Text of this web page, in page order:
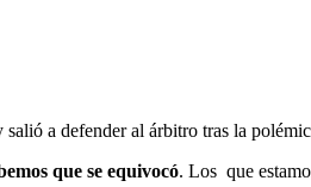
a defender al árbitro tras la
que se equivocó. Los que